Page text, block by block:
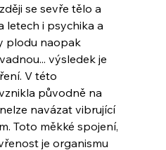
se sevře tělo a
letech i psychika a
plodu naopak
výsledek je
V této
původně na
navázat vibrující
Toto měkké spojení,
je organismu